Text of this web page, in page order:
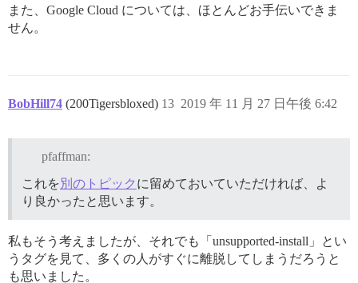
また、Google Cloud については、ほとんどお手伝いできま
せん。
BobHill74 (200Tigersbloxed) 2019 年 11 月 27 日午後 6:42
13
pfaffman:
これを別のトピック に留めておいていただければ、よ
り良かったと思います。
私もそう考えましたが、それでも「unsupported-install」とい
うタグを見て、多くの人がすぐに離脱してしまうだろうと
も思いました。